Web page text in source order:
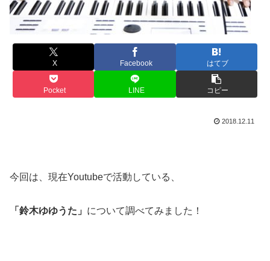
X Facebook はてブ
Pocket LINE コピー
2018.12.11
今回は、現在Youtubeで活動している、
「鈴木ゆゆうた」 について調べてみました！